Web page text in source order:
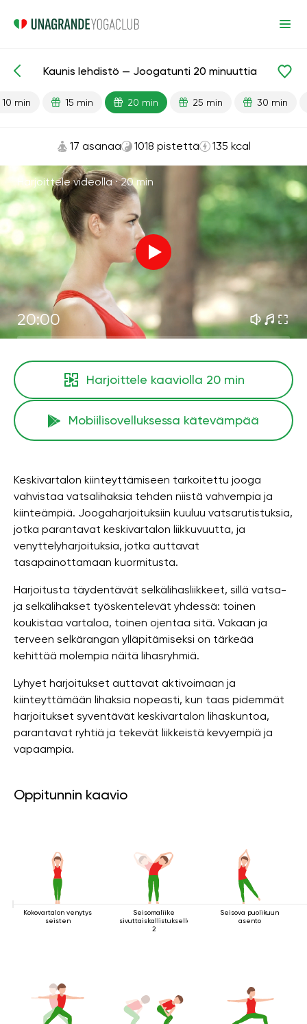
Valmiit oppitunnit Lehdistö
Kaunis lehdistö — Joogatunti 20 minuuttia
10 min 15 min 20 min 25 min 30 min
17 asanaa 1018 pistettä 135 kcal
Harjoittele videolla ·20 min
20:00
Harjoittele kaaviolla 20 min
Mobiilisovelluksessa kätevämpää
Keskivartalon kiinteyttämiseen tarkoitettu jooga
vahvistaa vatsalihaksia tehden niistä vahvempia ja
kiinteämpiä. Joogaharjoituksiin kuuluu vatsarutistuksia,
jotka parantavat keskivartalon liikkuvuutta, ja
venyttelyharjoituksia, jotka auttavat
tasapainottamaan kuormitusta.
Harjoitusta täydentävät selkälihasliikkeet, sillä vatsa-
ja selkälihakset työskentelevät yhdessä: toinen
koukistaa vartaloa, toinen ojentaa sitä. Vakaan ja
terveen selkärangan ylläpitämiseksi on tärkeää
kehittää molempia näitä lihasryhmiä.
Lyhyet harjoitukset auttavat aktivoimaan ja
kiinteyttämään lihaksia nopeasti, kun taas pidemmät
harjoitukset syventävät keskivartalon lihaskuntoa,
parantavat ryhtiä ja tekevät liikkeistä kevyempiä ja
vapaampia.
Oppitunnin kaavio
Kokovartalon venytys
seisten
Seisomaliike
sivuttaiskallistuksella
2
Seisova puolikuun
asento